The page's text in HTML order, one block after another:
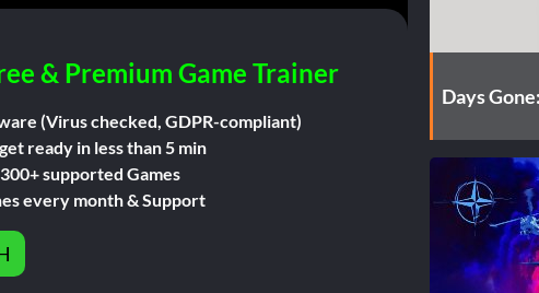
& Premium Game Trainer
(Virus checked, GDPR-compliant)
ready in less than 5 min
supported Games
every month & Support
Days